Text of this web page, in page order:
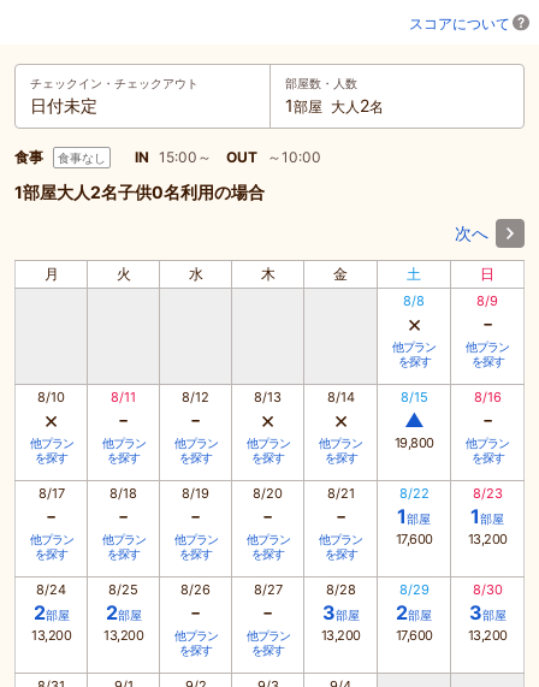
スコアについて
チェックイン・ チェックアウト
日付未定
部屋数・人数
1部屋 大人 2名
食事 食事なし IN 15:00～ OUT ～10:00
1部屋大人2名子供0名利用の場合
次へ
月 火 水 木 金 土 日
8/8
×
他プラン
を探す
8/9
-
他プラン
を探す
8/10
×
他プラン
を探す
8/11
-
他プラン
を探す
8/12
-
他プラン
を探す
8/13
×
他プラン
を探す
8/14
×
他プラン
を探す
8/15
▲
19,800
8/16
-
他プラン
を探す
8/17
-
他プラン
を探す
8/18
-
他プラン
を探す
8/19
-
他プラン
を探す
8/20
-
他プラン
を探す
8/21
-
他プラン
を探す
8/22
1部屋
17,600
8/23
1部屋
13,200
8/24
2部屋
13,200
8/25
2部屋
13,200
8/26
-
他プラン
を探す
8/27
-
他プラン
を探す
8/28
3部屋
13,200
8/29
2部屋
17,600
8/30
3部屋
13,200